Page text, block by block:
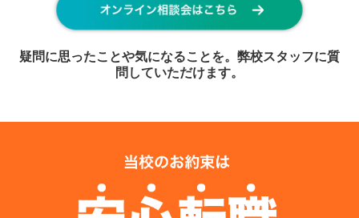
疑問に思ったことや気になることを。弊校スタッフに質
問していただけます。